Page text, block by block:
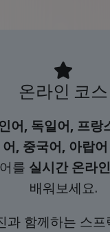
온라인 코스
어, 독일어, 프랑
어, 중국어, 아랍
를 실시간 온라
배워보세요.
과 함께하는 스프